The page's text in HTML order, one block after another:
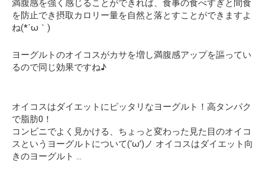
満腹感を強く感じることができれば、食事の食べすぎと間食
を防止でき摂取カロリー量を自然と落とすことができますよ
ね(*´ω｀)
ヨーグルトのオイコスがカサを増し満腹感アップを謳ってい
るので同じ効果ですね♪
オイコスはダイエットにピッタリなヨーグルト！高タンパク
で脂肪0！
コンビニでよく見かける、ちょっと変わった見た目のオイコ
スというヨーグルトについて(‘ω’)ノ オイコスはダイエット向
きのヨーグルト …